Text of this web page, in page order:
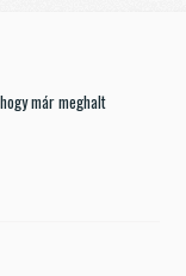
már meghalt